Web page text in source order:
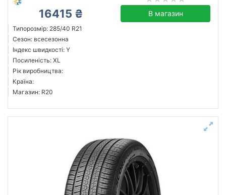
16415 ₴ В магазин
Типорозмір: 285/40 R21
Сезон: всесезонна
Індекс швидкості: Y
Посиленість: XL
Рік виробництва:
Країна:
Магазин: R20
Michelin
Continental
Pirelli
Armforce
Тип транспортного засобу